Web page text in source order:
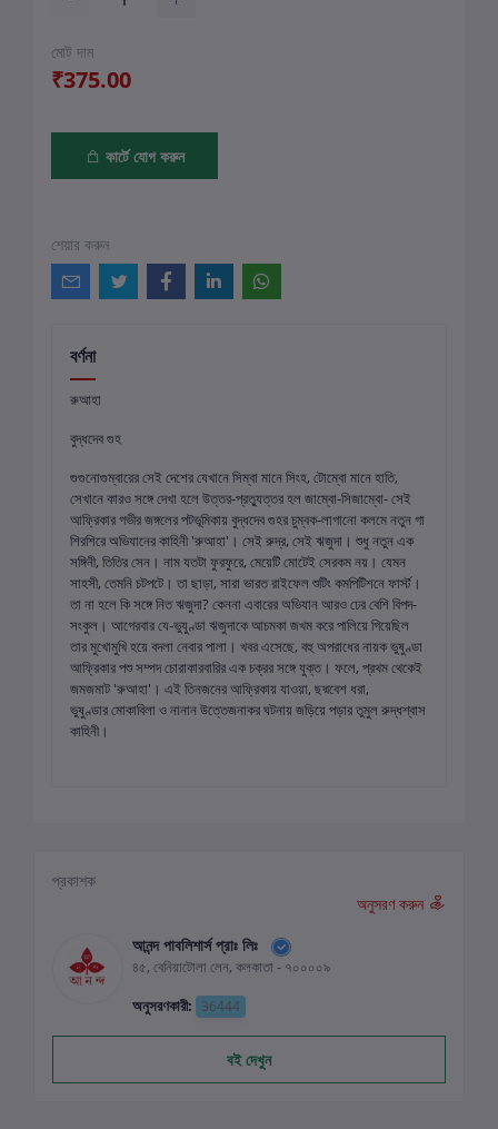
মোট দাম
₹375.00
কার্টে যোগ করুন
শেয়ার করুন
বর্ণনা
রুআহা
বুদ্ধদেব গুহ
গুগুনোগুম্বারের সেই দেশের যেখানে সিম্বা মানে সিংহ, টোম্বো মানে হাতি,
সেখানে কারও সঙ্গে দেখা হলে উত্তর-প্রত্যুত্তর হল জাম্বো-সিজাম্বো- সেই
আফ্রিকার গভীর জঙ্গলের পটভূমিকায় বুদ্ধদেব গুহর চুম্বক-লাগানো কলমে নতুন গা
শিরশিরে অভিযানের কাহিনী 'রুআহা'। সেই রুদ্র, সেই ঋজুদা। শুধু নতুন এক
সঙ্গিনী, তিতির সেন। নাম যতটা ফুরফুরে, মেয়েটি মোটেই সেরকম নয়। যেমন
সাহসী, তেমনি চটপটে। তা ছাড়া, সারা ভারত রাইফেল শুটিং কমপিটিশনে ফার্স্ট।
তা না হলে কি সঙ্গে নিত ঋজুদা? কেননা এবারের অভিযান আরও ঢের বেশি বিপদ-
সংকুল। আগেরবার যে-ভুযুণ্ডা ঋজুদাকে আচমকা জখম করে পালিয়ে গিয়েছিল
তার মুখোমুখি হয়ে বদলা নেবার পালা। খবর এসেছে, বহু অপরাধের নায়ক ভুষুণ্ডা
আফ্রিকার পশু সম্পদ চোরাকারবারির এক চক্রর সঙ্গে যুক্ত। ফলে, প্রথম থেকেই
জমজমাট 'রুআহা'। এই তিনজনের আফ্রিকায় যাওয়া, ছদ্মবেশ ধরা,
ভুষুণ্ডার মোকাবিলা ও নানান উত্তেজনাকর ঘটনায় জড়িয়ে পড়ার তুমুল রুদ্ধশ্বাস
কাহিনী।
প্রকাশক
অনুসরণ করুন
আনন্দ পাবলিশার্স প্রাঃ লিঃ
৪৫, বেনিয়াটোলা লেন, কলকাতা - ৭০০০০৯
অনুসরণকারী: 36444
বই দেখুন